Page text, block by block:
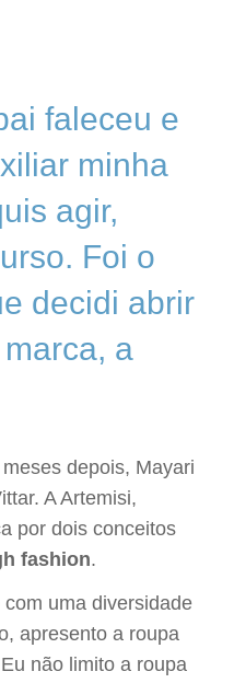
faleceu e
minha
agir,
Foi o
decidi abrir
a
depois, Mayari
A Artemisi,
por dois conceitos
fashion.
uma diversidade
apresento a roupa
não limito a roupa